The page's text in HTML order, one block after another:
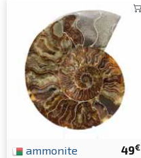
49€
ammonite